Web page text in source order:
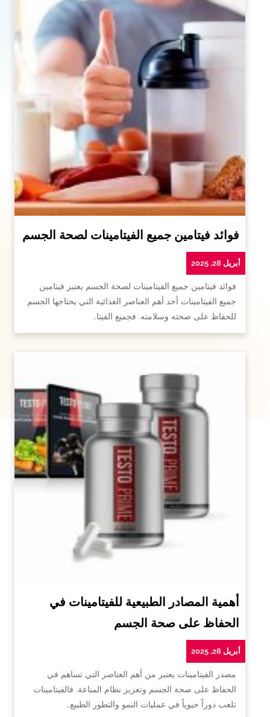
فوائد فيتامين جميع الفيتامينات لصحة الجسم
أبريل 28, 2025
فوائد فيتامين جميع الفيتامينات لصحة الجسم يعتبر فيتامين
جميع الفيتامينات أحد أهم العناصر الغذائية التي يحتاجها الجسم
للحفاظ على صحته وسلامته. فجميع الفيتا…
أهمية المصادر الطبيعية للفيتامينات في
الحفاظ على صحة الجسم
أبريل 28, 2025
مصدر الفيتامينات يعتبر من أهم العناصر التي تساهم في
الحفاظ على صحة الجسم وتعزيز نظام المناعة. فالفيتامينات
تلعب دوراً حيوياً في عمليات النمو والتطور الطبيع…